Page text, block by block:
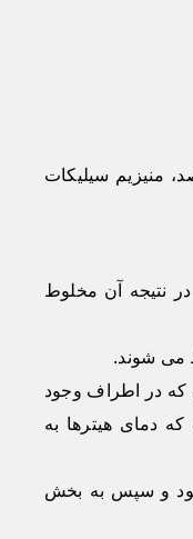
بلاک، از سه ماده اصلی استفاده می شود: پودر پلی‌اتیلن با نسبت ۶۰ درصد، منیزیم سیلیکات
نتیجه آن مخلوط
می شوند.
که در اطراف وجود
دمای هیترها به
و سپس به بخش